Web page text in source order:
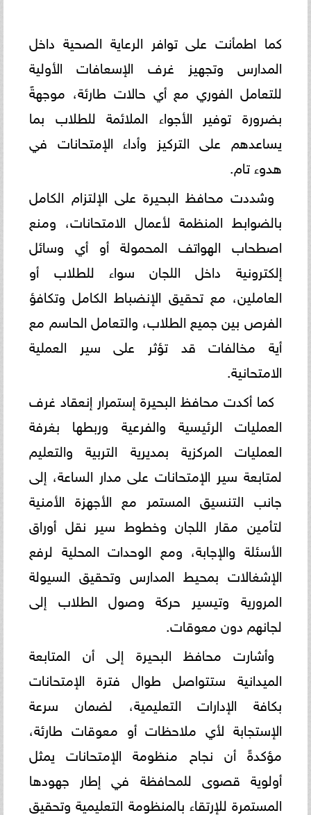
كما اطمأنت على توافر الرعاية الصحية داخل
المدارس وتجهيز غرف الإسعافات الأولية
للتعامل الفوري مع أي حالات طارئة، موجهةً
بضرورة توفير الأجواء الملائمة للطلاب بما
يساعدهم على التركيز وأداء الإمتحانات في
هدوء تام.
وشددت محافظ البحيرة على الإلتزام الكامل
بالضوابط المنظمة لأعمال الامتحانات، ومنع
اصطحاب الهواتف المحمولة أو أي وسائل
إلكترونية داخل اللجان سواء للطلاب أو
العاملين، مع تحقيق الإنضباط الكامل وتكافؤ
الفرص بين جميع الطلاب، والتعامل الحاسم مع
أية مخالفات قد تؤثر على سير العملية
الامتحانية.
كما أكدت محافظ البحيرة إستمرار إنعقاد غرف
العمليات الرئيسية والفرعية وربطها بغرفة
العمليات المركزية بمديرية التربية والتعليم
لمتابعة سير الإمتحانات على مدار الساعة، إلى
جانب التنسيق المستمر مع الأجهزة الأمنية
لتأمين مقار اللجان وخطوط سير نقل أوراق
الأسئلة والإجابة، ومع الوحدات المحلية لرفع
الإشغالات بمحيط المدارس وتحقيق السيولة
المرورية وتيسير حركة وصول الطلاب إلى
لجانهم دون معوقات.
وأشارت محافظ البحيرة إلى أن المتابعة
الميدانية ستتواصل طوال فترة الإمتحانات
بكافة الإدارات التعليمية، لضمان سرعة
الإستجابة لأي ملاحظات أو معوقات طارئة،
مؤكدةً أن نجاح منظومة الإمتحانات يمثل
أولوية قصوى للمحافظة في إطار جهودها
المستمرة للإرتقاء بالمنظومة التعليمية وتحقيق